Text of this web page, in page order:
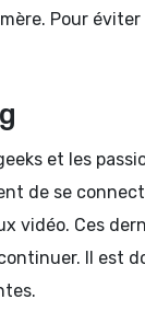
Pour
et les
de se
vidéo. Ces
Il est